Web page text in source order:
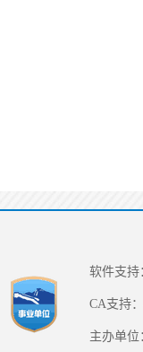
软件支持
CA支持
主办单